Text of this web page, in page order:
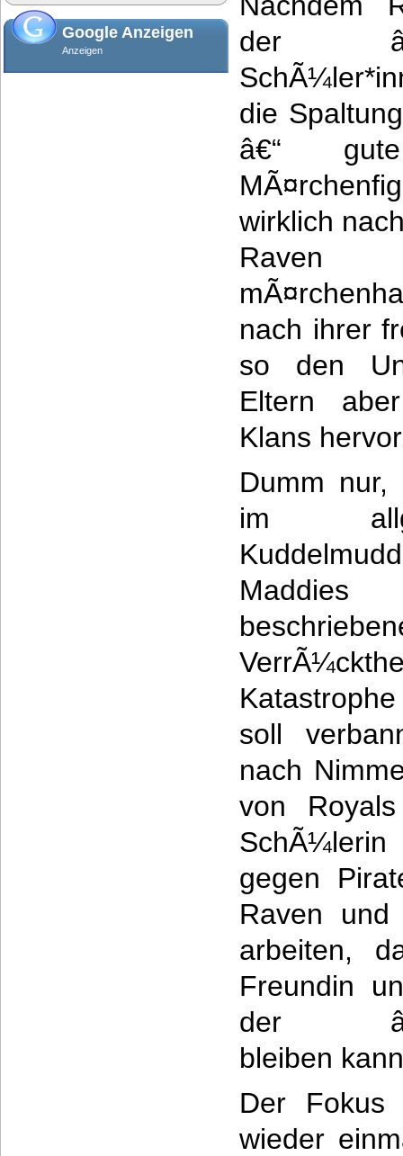
Google Anzeigen
Anzeigen
der
die
â€“
wirklich
Raven
nach ihrer
so den
Eltern
Klans
Dumm nur,
im
Maddies
soll
nach
von
gegen
Raven
arbeiten,
Freundin
der
bleiben
Der Fokus
wieder